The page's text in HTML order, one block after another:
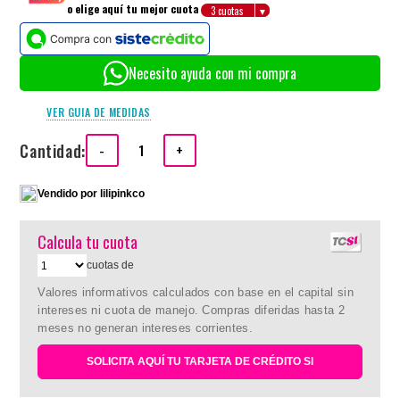
o elige aquí tu mejor cuota
Necesito ayuda con mi compra
VER GUIA DE MEDIDAS
Cantidad: - +
Vendido porlilipinkco
Calcula tu cuota
cuotas de
Valores informativos calculados con base en el capital sin
intereses ni cuota de manejo. Compras diferidas hasta 2
meses no generan intereses corrientes.
SOLICITA AQUÍ TU TARJETA DE CRÉDITO SI